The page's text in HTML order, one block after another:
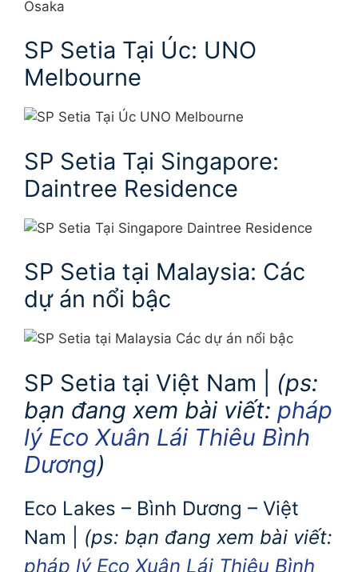
SP Setia Tại Úc: UNO
Melbourne
SP Setia Tại Singapore:
Daintree Residence
SP Setia tại Malaysia: Các
dự án nổi bậc
SP Setia tại Việt Nam | (ps:
bạn đang xem bài viết: pháp
lý Eco Xuân Lái Thiêu Bình
Dương)
Eco Lakes – Bình Dương – Việt
Nam | (ps: bạn đang xem bài viết:
pháp lý Eco Xuân Lái Thiêu Bình